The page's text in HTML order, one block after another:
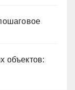
объектов: